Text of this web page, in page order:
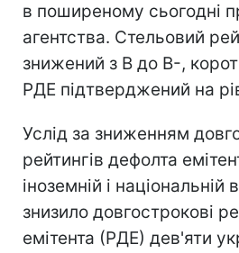
в поширеному сьогодні
агентства. Стельовий
знижений з B до B-,
РДЕ підтверджений на
Услід за зниженням
рейтингів дефолта
іноземній і національній
знизило довгострокові
емітента (РДЕ) дев'яти